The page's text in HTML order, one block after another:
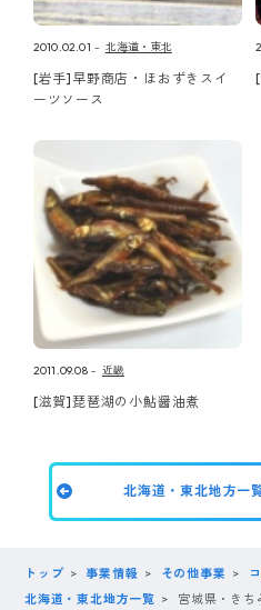
2010.02.01 北海道・東北
[岩手]早野商店・ほおずきスイ
ーツソース
2011.09.08 近畿
[滋賀]琵琶湖の小鮎醤油煮
北海道・東北地方一
トップ 事業情報 その他事業
北海道・東北地方一覧
宮城県・きち